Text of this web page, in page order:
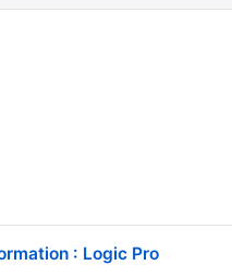
: Logic Pro